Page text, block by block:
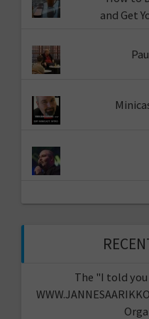
and Get
The "I told